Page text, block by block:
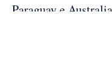
Paraguay e